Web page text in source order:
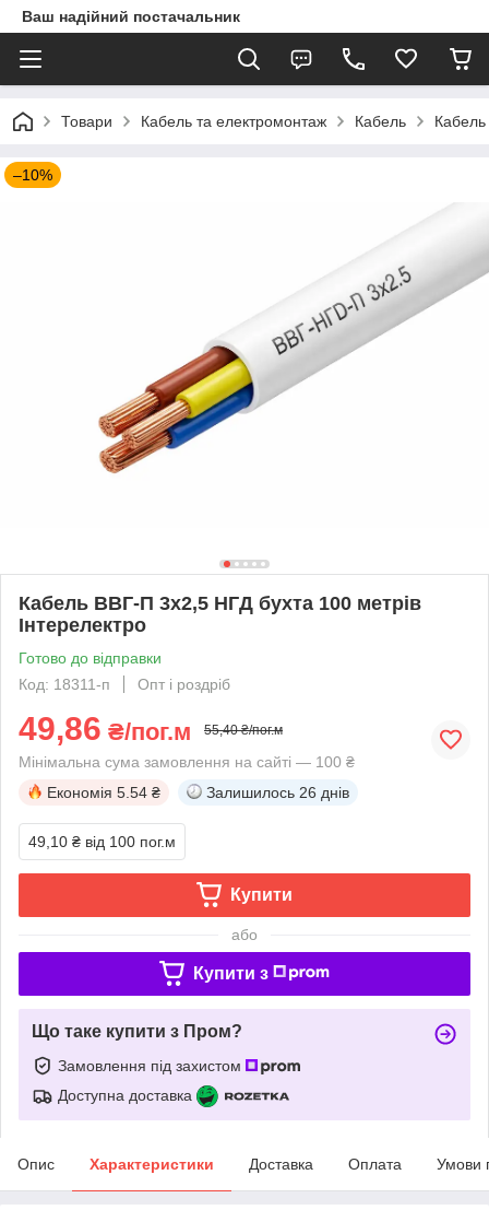
Ваш надійний постачальник
Товари Кабель та електромонтаж Кабель
–10%
Кабель ВВГ-П 3х2,5 НГД бухта 100 метрів
Інтерелектро
Готово до відправки
Код: 18311-п
Опт і роздріб
49,86 ₴/пог.м 55,40 ₴/пог.м
Мінімальна сума замовлення на сайті — 100 ₴
Економія 5.54 ₴ Залишилось 26 днів
49,10 ₴ від 100 пог.м
Купити
або
Купити з
Що таке купити з Пром?
Замовлення під захистом
Доступна доставка
Опис Характеристики Доставка Оплата Умови